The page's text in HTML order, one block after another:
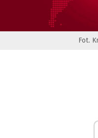
Fot.